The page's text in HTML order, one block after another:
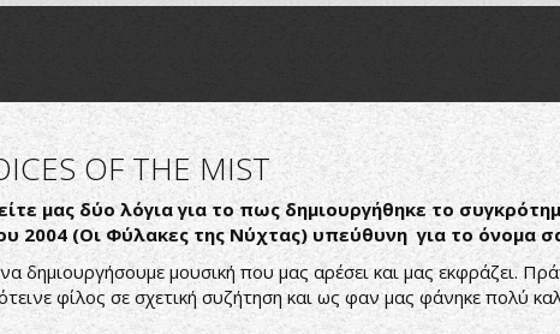
OF THE MIST
μας δύο λόγια για το πως δημιουργήθηκε το
2004 (Οι Φύλακες της Νύχτας) υπεύθυνη για το όνομα
μουσική που μας αρέσει και μας εκφράζει.
φίλος σε σχετική συζήτηση και ως φαν μας φάνηκε πολύ